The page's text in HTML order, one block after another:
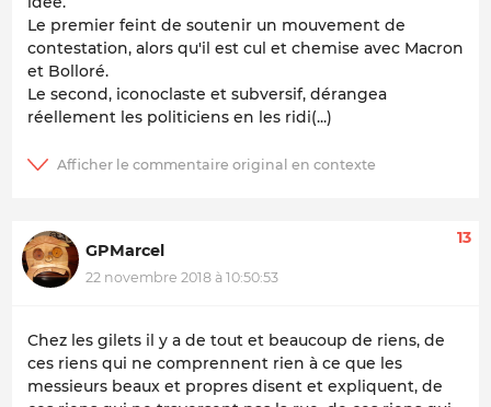
Le premier feint de soutenir un mouvement de
contestation, alors qu'il est cul et chemise avec Macron
et Bolloré.
Le second, iconoclaste et subversif, dérangea
réellement les politiciens en les ridi(...)
GPMarcel
22 novembre 2018 à 10:50:53
13
Chez les gilets il y a de tout et beaucoup de riens, de
ces riens qui ne comprennent rien à ce que les
messieurs beaux et propres disent et expliquent, de